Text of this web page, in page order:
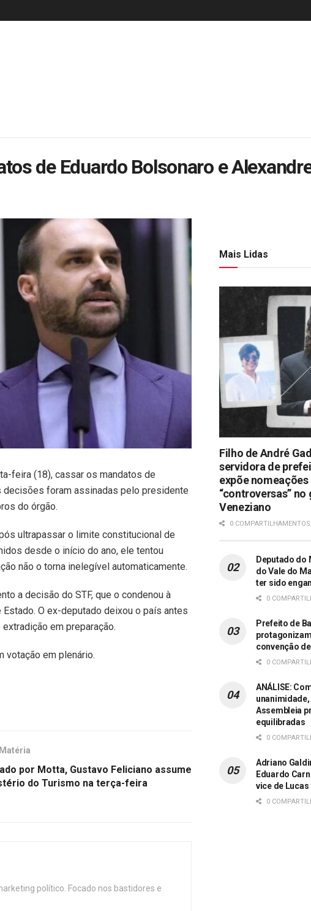
de Eduardo Bolsonaro e
feira (18), cassar os mandatos de
decisões foram assinadas pelo presidente
do órgão.
ultrapassar o limite constitucional de
desde o início do ano, ele tentou
não o torna inelegível automaticamente.
a decisão do STF, que o condenou à
O ex-deputado deixou o país antes
em preparação.
votação em plenário.
por Motta, Gustavo Feliciano assume
do Turismo na terça-feira
político. Focado nos bastidores e
Mais Lidas
Filho de André
servidora de
expõe nomeações
“controversas” no
Veneziano
0 COMPARTILHAMENTOS
Deputado do
do Vale do
ter sido
0
Prefeito de
convenção
0
ANÁLISE:
Assembleia
equilibradas
0
Adriano
Eduardo
vice de Lucas
0